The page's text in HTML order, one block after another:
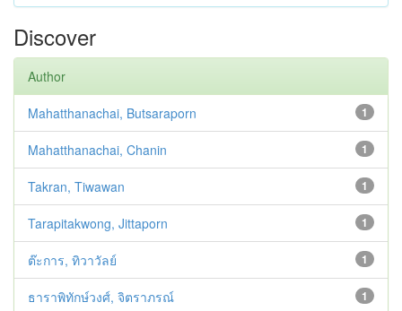
Discover
Author
1
Mahatthanachai, Butsaraporn
1
Mahatthanachai, Chanin
1
Takran, Tiwawan
1
Tarapitakwong, Jittaporn
1
ต๊ะการ, ทิวาวัลย์
1
ธาราพิทักษ์วงศ์, จิตราภรณ์